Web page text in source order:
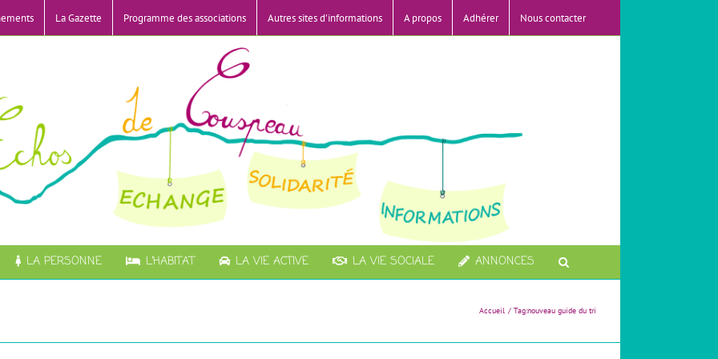
La Gazette Programme des associations Autres sites d’informations A propos Adhérer Nous contacter
LA PERSONNE L’HABITAT LA VIE ACTIVE LA VIE SOCIALE ANNONCES
Accueil Tag:nouveau guide du tri